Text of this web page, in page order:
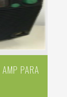
PARA